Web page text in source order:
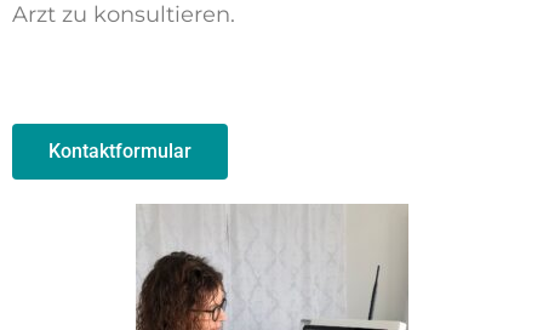
Arzt zu konsultieren.
Kontaktformular